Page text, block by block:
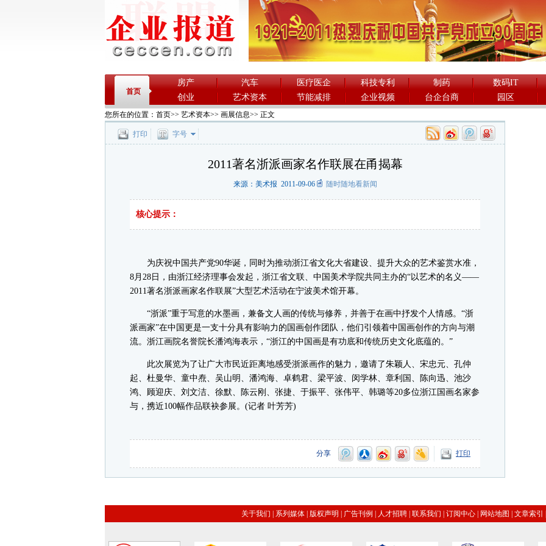
首页
房产 汽车 医疗医企 科技专利 制药 数码IT
创业
艺术资本 节能减排 企业视频 台企台商 园区
您所在的位置： 首页>> 艺术资本>> 画展信息>> 正文
打印 字号
2011著名浙派画家名作联展在甬揭幕
来源：美术报 2011-09-06 随时随地看新闻
核心提示：
为庆祝中国共产党90华诞，同时为推动浙江省文化大省建设、提升大众的艺术鉴赏水准，
8月28日，由浙江经济理事会发起，浙江省文联、中国美术学院共同主办的“以艺术的名义——
2011著名浙派画家名作联展”大型艺术活动在宁波美术馆开幕。
“浙派”重于写意的水墨画，兼备文人画的传统与修养，并善于在画中抒发个人情感。“浙
派画家”在中国更是一支十分具有影响力的国画创作团队，他们引领着中国画创作的方向与潮
流。浙江画院名誉院长潘鸿海表示，“浙江的中国画是有功底和传统历史文化底蕴的。”
此次展览为了让广大市民近距离地感受浙派画作的魅力，邀请了朱颖人、宋忠元、孔仲
起、杜曼华、童中焘、吴山明、潘鸿海、卓鹤君、梁平波、闵学林、章利国、陈向迅、池沙
鸿、顾迎庆、刘文洁、徐默、陈云刚、张捷、于振平、张伟平、韩璐等20多位浙江国画名家参
与，携近100幅作品联袂参展。(记者 叶芳芳)
分享 打印
关于我们 系列媒体 版权声明 广告刊例 人才招聘 联系我们 订阅中心 网站地图 文章索引